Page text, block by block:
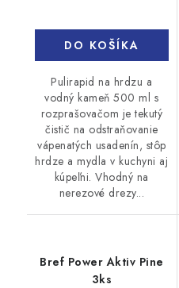
DO KOŠÍKA
Pulirapid na hrdzu a
vodný kameň 500 ml s
rozprašovačom je tekutý
čistič na odstraňovanie
vápenatých usadenín, stôp
hrdze a mydla v kuchyni aj
kúpeľni. Vhodný na
nerezové drezy...
Bref Power Aktiv Pine
3ks